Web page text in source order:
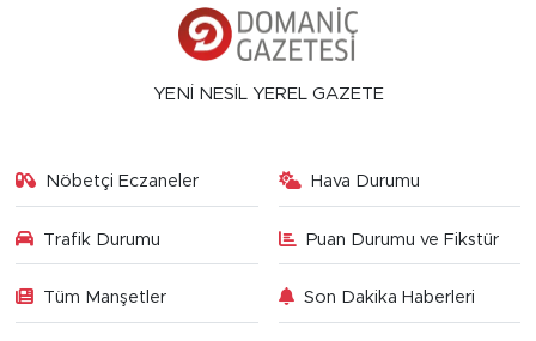
YENİ NESİL YEREL GAZETE
Nöbetçi Eczaneler Hava Durumu
Trafik Durumu Puan Durumu ve Fikstür
Tüm Manşetler Son Dakika Haberleri